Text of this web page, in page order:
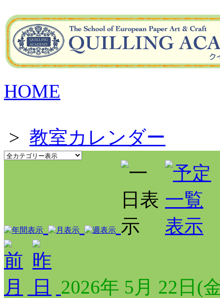
HOME
> 教室カレンダー
2026年 5月 22日(